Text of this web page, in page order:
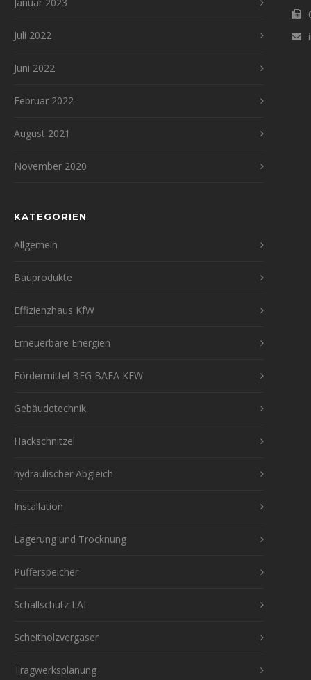
Juli 2022
Juni 2022
Februar 2022
August 2021
November 2020
KATEGORIEN
Allgemein
Bauprodukte
Effizienzhaus KfW
Erneuerbare Energien
Fördermittel BEG BAFA KFW
Gebäudetechnik
Hackschnitzel
hydraulischer Abgleich
Installation
Lagerung und Trocknung
Pufferspeicher
Schallschutz LAI
Scheitholzvergaser
Tragwerksplanung